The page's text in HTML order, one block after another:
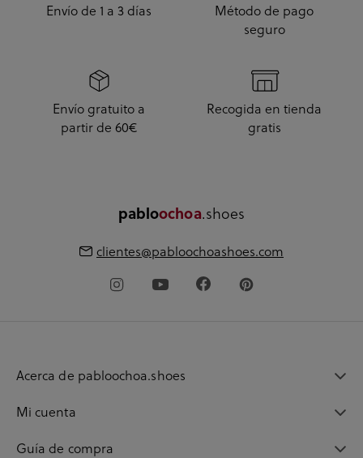
Envío de 1 a 3 días
Método de pago
seguro
Envío gratuito a
partir de 60€
Recogida en tienda
gratis
pabloochoa.shoes
clientes@pabloochoashoes.com
Acerca de pabloochoa.shoes
Mi cuenta
Guía de compra